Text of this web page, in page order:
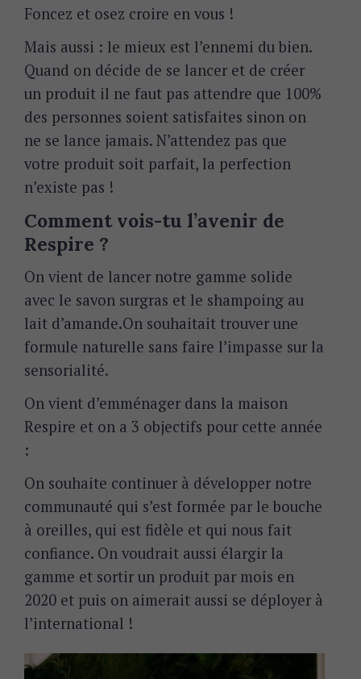
Foncez et osez croire en vous !
Mais aussi : le mieux est l’ennemi du bien.
Quand on décide de se lancer et de créer
un produit il ne faut pas attendre que 100%
des personnes soient satisfaites sinon on
ne se lance jamais. N’attendez pas que
votre produit soit parfait, la perfection
n’existe pas !
Comment vois-tu l’avenir de
Respire ?
On vient de lancer notre gamme solide
avec le savon surgras et le shampoing au
lait d’amande.On souhaitait trouver une
formule naturelle sans faire l’impasse sur la
sensorialité.
On vient d’emménager dans la maison
Respire et on a 3 objectifs pour cette année
:
On souhaite continuer à développer notre
communauté qui s’est formée par le bouche
à oreilles, qui est fidèle et qui nous fait
confiance. On voudrait aussi élargir la
gamme et sortir un produit par mois en
2020 et puis on aimerait aussi se déployer à
l’international !
S
a
c
o